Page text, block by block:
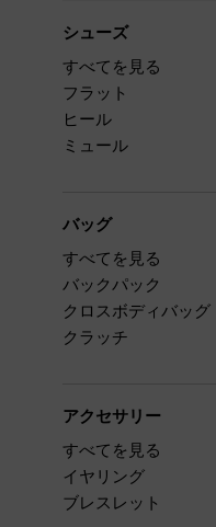
シューズ
すべてを見る
フラット
ヒール
ミュール
バッグ
すべてを見る
バックパック
クロスボディバッグ
クラッチ
アクセサリー
すべてを見る
イヤリング
ブレスレット